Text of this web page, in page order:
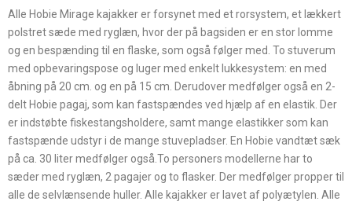
Alle Hobie Mirage kajakker er forsynet med et rorsystem, et lækkert
polstret sæde med ryglæn, hvor der på bagsiden er en stor lomme
og en bespænding til en flaske, som også følger med. To stuverum
med opbevaringspose og luger med enkelt lukkesystem: en med
åbning på 20 cm. og en på 15 cm. Derudover medfølger også en 2-
delt Hobie pagaj, som kan fastspændes ved hjælp af en elastik. Der
er indstøbte fiskestangsholdere, samt mange elastikker som kan
fastspænde udstyr i de mange stuvepladser. En Hobie vandtæt sæk
på ca. 30 liter medfølger også.To personers modellerne har to
sæder med ryglæn, 2 pagajer og to flasker. Der medfølger propper til
alle de selvlænsende huller. Alle kajakker er lavet af polyætylen. Alle